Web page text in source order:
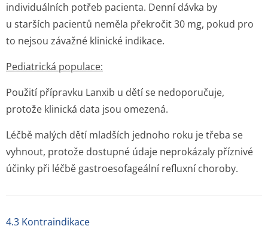
individuálních potřeb pacienta. Denní dávka by
u starších pacientů neměla překročit 30 mg, pokud pro
to nejsou závažné klinické indikace.
Pediatrická populace:
Použití přípravku Lanxib u dětí se nedoporučuje,
protože klinická data jsou omezená.
Léčbě malých dětí mladších jednoho roku je třeba se
vyhnout, protože dostupné údaje neprokázaly příznivé
účinky při léčbě gastroesofageální refluxní choroby.
4.3 Kontraindikace